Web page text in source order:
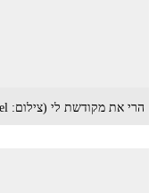
הרי את מקודשת לי (צילום: Duel צלמים)